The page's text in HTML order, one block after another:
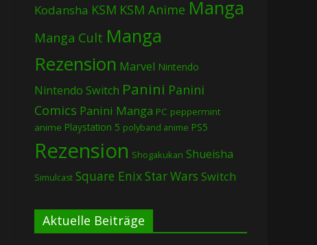
Kodansha KSM KSM Anime Manga
Manga Cult Manga
Rezension Marvel Nintendo
Nintendo Switch Panini Panini
Comics Panini Manga PC peppermint
anime Playstation 5 polyband anime PS5
Rezension Shogakukan Shueisha
Simulcast Square EnixStar Wars Switch
Aktuelle Beiträge